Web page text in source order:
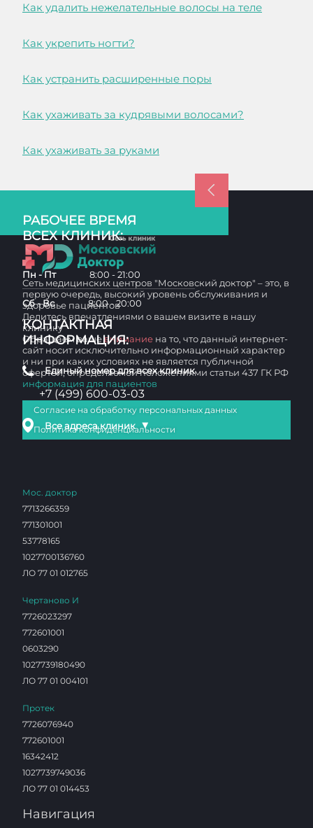
Как удалить нежелательные волосы на теле
Как укрепить ногти?
Как устранить расширенные поры
Как ухаживать за кудрявыми волосами?
Как ухаживать за руками
РАБОЧЕЕ ВРЕМЯ
ВСЕХ КЛИНИК:
Пн - Пт 8:00 - 21:00
Сб - Вс 8:00 - 20:00
КОНТАКТНАЯ
ИНФОРМАЦИЯ:
Единый номер для всех клиник
+7 (499) 600-03-03
Все адреса клиник ▼
Сеть медицинских центров "Московский доктор" – это, в
первую очередь, высокий уровень обслуживания и
здоровье пациентов
Делитесь впечатлениями о вашем визите в нашу
клинику
Обращаем вашевнимание на то, что данный интернет-
сайт носит исключительно информационный характер
и ни при каких условиях не является публичной
офертой, определяемой положениями статьи 437 ГК РФ
информация для пациентов
Согласие на обработку персональных данных
Политика конфиденциальности
Мос. доктор
7713266359
771301001
53778165
1027700136760
ЛО 77 01 012765
Чертаново И
7726023297
772601001
0603290
1027739180490
ЛО 77 01 004101
Протек
7726076940
772601001
16342412
1027739749036
ЛО 77 01 014453
Навигация